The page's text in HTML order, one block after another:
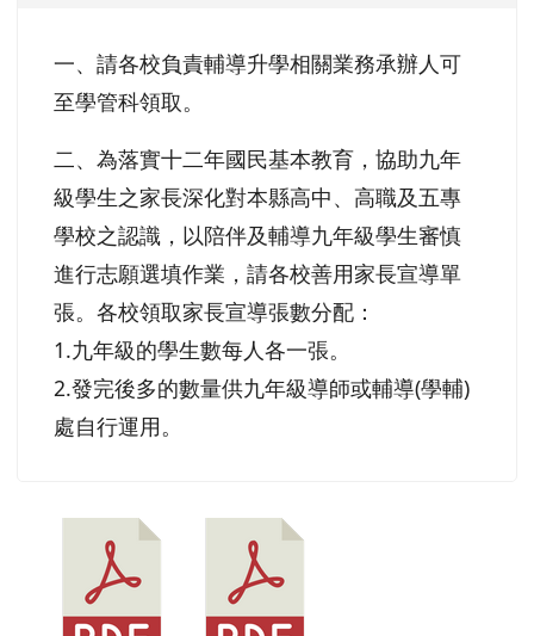
一、請各校負責輔導升學相關業務承辦人可
至學管科領取。
二、為落實十二年國民基本教育，協助九年
級學生之家長深化對本縣高中、高職及五專
學校之認識，以陪伴及輔導九年級學生審慎
進行志願選填作業，請各校善用家長宣導單
張。各校領取家長宣導張數分配：
1.九年級的學生數每人各一張。
2.發完後多的數量供九年級導師或輔導(學輔)
處自行運用。